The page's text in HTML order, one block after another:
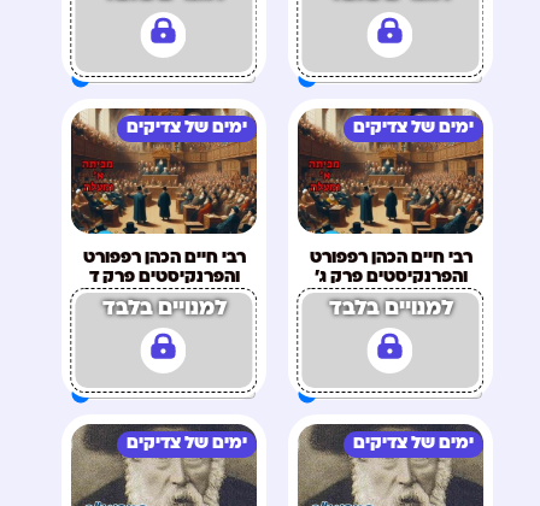
ימים של צדיקים
רבי חיים הכהן רפפורט
והפרנקיסטים פרק ג'
למנויים בלבד
ימים של צדיקים
רבי חיים הכהן רפפורט
והפרנקיסטים פרק ד
למנויים בלבד
ימים של צדיקים ימים של צדיקים